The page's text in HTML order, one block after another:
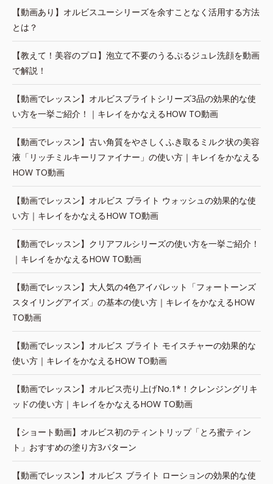
【動画あり】オルビスユーシリーズを余すことなく活用する方法
とは？
【教えて！美容のプロ】泡立て不要のうるぷるジュレ洗顔を動画
で解説！
【動画でレッスン】オルビスブライトシリーズ3品の効果的な使
い方を一挙ご紹介！｜キレイをかなえるHOW TO動画
【動画でレッスン】古い角質をやさしくふき取るミルク状の美容
液「リッチミルキーリファイナー」の使い方｜キレイをかなえる
HOW TO動画
【動画でレッスン】オルビス ブライト ウォッシュの効果的な使
い方｜キレイをかなえるHOW TO動画
【動画でレッスン】クリアフルシリーズの使い方を一挙ご紹介！
｜キレイをかなえるHOW TO動画
【動画でレッスン】大人気の4色アイパレット「フォートーンズ
スタイリングアイズ」の基本の使い方｜キレイをかなえるHOW
TO動画
【動画でレッスン】オルビス ブライト モイスチャーの効果的な
使い方｜キレイをかなえるHOW TO動画
【動画でレッスン】オルビス売り上げNo.1*！クレンジングリキ
ッドの使い方｜キレイをかなえるHOW TO動画
【ショート動画】オルビス初のティントリップ「とろ蜜ティン
ト」おすすめの塗り方3パターン
【動画でレッスン】オルビス ブライト ローションの効果的な使